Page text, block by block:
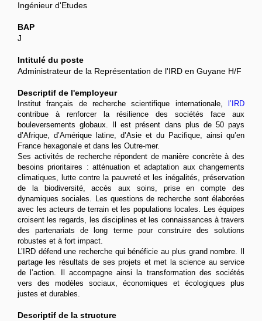
Ingénieur d'Etudes
BAP
J
Intitulé du poste
Administrateur de la Représentation de l'IRD en Guyane H/F
Descriptif de l'employeur
Institut français de recherche scientifique internationale,
l’IRD
contribue à renforcer la résilience des sociétés face aux
bouleversements globaux. Il est présent dans plus de 50 pays
d’Afrique, d’Amérique latine, d’Asie et du Pacifique, ainsi qu’en
France hexagonale et dans les Outre-mer.
Ses activités de recherche répondent de manière concrète à des
besoins prioritaires : atténuation et adaptation aux changements
climatiques, lutte contre la pauvreté et les inégalités, préservation
de la biodiversité, accès aux soins, prise en compte des
dynamiques sociales. Les questions de recherche sont élaborées
avec les acteurs de terrain et les populations locales. Les équipes
croisent les regards, les disciplines et les connaissances à travers
des partenariats de long terme pour construire des solutions
robustes et à fort impact.
L’IRD défend une recherche qui bénéficie au plus grand nombre. Il
partage les résultats de ses projets et met la science au service
de l’action. Il accompagne ainsi la transformation des sociétés
vers des modèles sociaux, économiques et écologiques plus
justes et durables.
Descriptif de la structure